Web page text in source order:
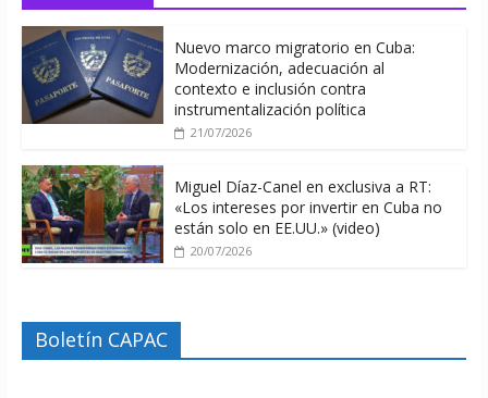
Nuevo marco migratorio en Cuba:
Modernización, adecuación al
contexto e inclusión contra
instrumentalización política
21/07/2026
Miguel Díaz-Canel en exclusiva a RT:
«Los intereses por invertir en Cuba no
están solo en EE.UU.» (video)
20/07/2026
Boletín CAPAC